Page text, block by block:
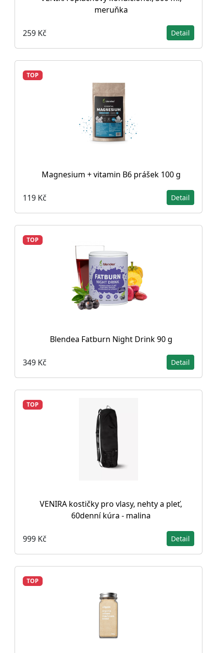
meruňka
259 Kč Detail
TOP
Magnesium + vitamin B6 prášek 100 g
119 Kč Detail
TOP
Blendea Fatburn Night Drink 90 g
349 Kč Detail
TOP
VENIRA kostičky pro vlasy, nehty a pleť,
60denní kúra - malina
999 Kč Detail
TOP